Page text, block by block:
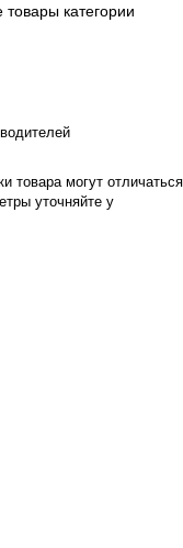
товары категории
товара могут отличаться
уточняйте у